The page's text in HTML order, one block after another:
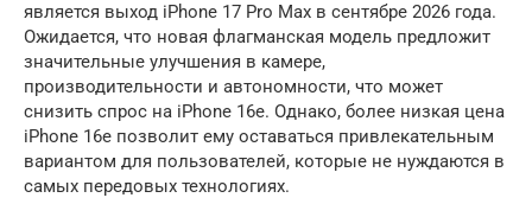
является выход iPhone 17 Pro Max в сентябре 2026 года.
Ожидается, что новая флагманская модель предложит
значительные улучшения в камере,
производительности и автономности, что может
снизить спрос на iPhone 16e. Однако, более низкая цена
iPhone 16e позволит ему оставаться привлекательным
вариантом для пользователей, которые не нуждаются в
самых передовых технологиях.